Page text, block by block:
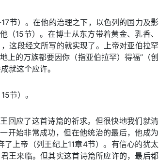
节）。在他的治理之下，以色列的国力及影
15节）。在博士从东方带着黄金、乳香、
这段经文所写的就实现了。上帝对亚伯拉罕
上的万族都要因你（指亚伯拉罕）得福”（创
就这个应许。
节）。
回应了这首诗篇的祈求。但很快地我们就清
开始非常成功，但在他统治的最后，他成为
上帝（列王纪上11章4节）。有信心的犹太
王来临。但其实这首诗篇所应许的，最后都